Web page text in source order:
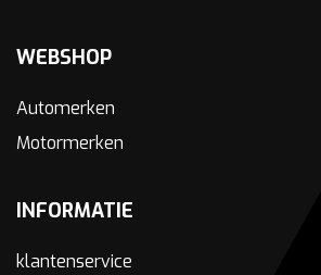
WEBSHOP
Automerken
Motormerken
INFORMATIE
klantenservice